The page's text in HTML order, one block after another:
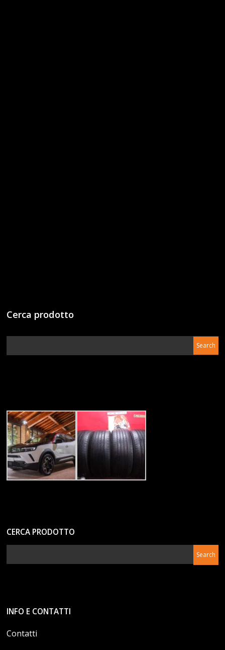
Cerca prodotto
CERCA PRODOTTO
INFO E CONTATTI
Contatti